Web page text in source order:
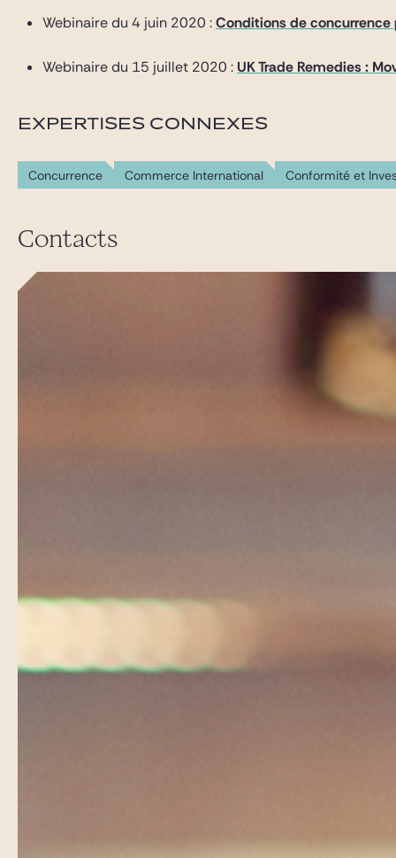
Webinaire du 4 juin 2020 :Conditions de concurrence
Webinaire du 15 juillet 2020 : UK Trade Remedies :
EXPERTISES CONNEXES
Concurrence Commerce International Conformité et
Contacts